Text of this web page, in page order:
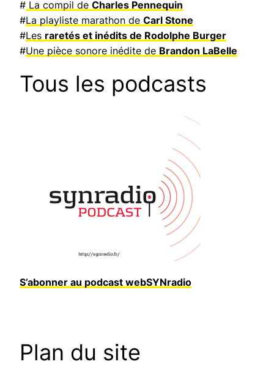
# La compil de Charles Pennequin
#La playliste marathon de Carl Stone
#Les raretés et inédits de Rodolphe Burger
#Une pièce sonore inédite de Brandon LaBelle
Tous les podcasts
S’abonner au podcast webSYNradio
Plan du site